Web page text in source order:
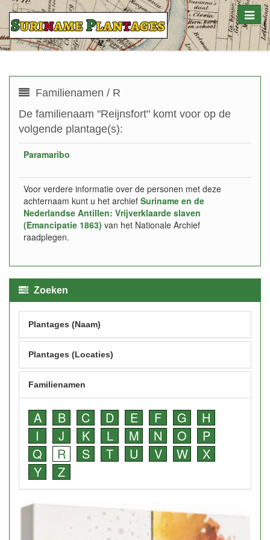
Toggle
Familienamen / R
De familienaam "Reijnsfort" komt voor op de
volgende plantage(s):
Paramaribo
Voor verdere informatie over de personen met deze
achternaam kunt u het archief Suriname en de
Nederlandse Antillen: Vrijverklaarde slaven
(Emancipatie 1863) van het Nationale Archief
raadplegen.
Zoeken
Plantages (Naam)
Plantages (Locaties)
Familienamen
A B C D E F G
H
I
J K L M N O
P
Q
R S T U V W
X
Y
Z